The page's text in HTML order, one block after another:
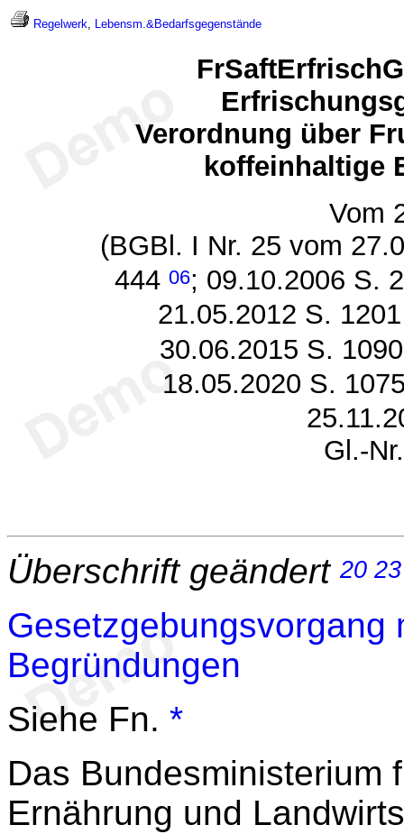
Regelwerk, Lebensm.&Bedarfsgegenstände
Verordnung über
koffeinhaltige
Vom
(BGBl. I Nr. 25 vom
444 06; 09.10.2006 S.
21.05.2012 S. 1201
30.06.2015 S. 1090
18.05.2020 S.
Gl.-
Überschrift geändert 20 23
Gesetzgebungsvorgang
Begründungen
Siehe Fn. *
Das Bundesministerium
Ernährung und